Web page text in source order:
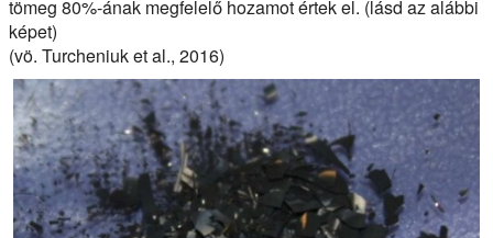
tömeg 80%-ának megfelelő hozamot értek el. (lásd az alábbi
képet)
(vö. Turcheniuk et al., 2016)